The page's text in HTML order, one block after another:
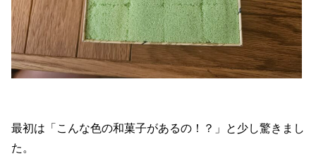
最初は「こんな色の和菓子があるの！？」と少し驚きまし
た。